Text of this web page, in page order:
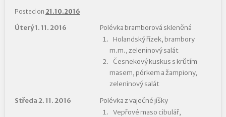
Posted on 21.10.2016
Úterý 1. 11. 2016
Polévka bramborová skleněná
Holandský řízek, brambory
m.m., zeleninový salát
Česnekový kuskus s krůtím
masem, pórkem a žampiony,
zeleninový salát
Středa 2. 11. 2016
Polévka z vaječné jíšky
Vepřové maso cibulář,